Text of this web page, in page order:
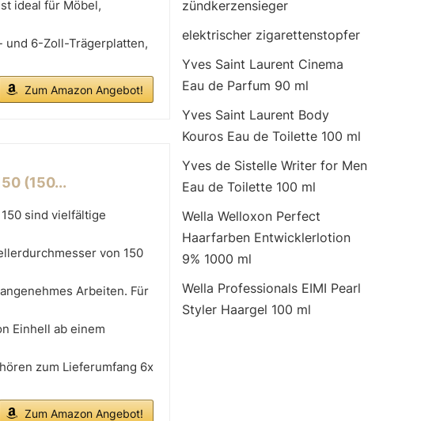
ideal für Möbel,
und 6-Zoll-Trägerplatten,
Zum Amazon Angebot!
(150...
sind vielfältige
von 150
Arbeiten. Für
Einhell ab einem
zum Lieferumfang 6x
Zum Amazon Angebot!
zündkerzensieger
elektrischer zigarettenstopfer
Yves Saint Laurent Cinema
Eau de Parfum 90 ml
Yves Saint Laurent Body
Kouros Eau de Toilette 100 ml
Yves de Sistelle Writer for Men
Eau de Toilette 100 ml
Wella Welloxon Perfect
Haarfarben Entwicklerlotion
9% 1000 ml
Wella Professionals EIMI Pearl
Styler Haargel 100 ml